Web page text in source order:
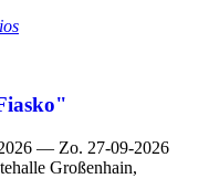
— Zo. 27-09-2026
Großenhain,